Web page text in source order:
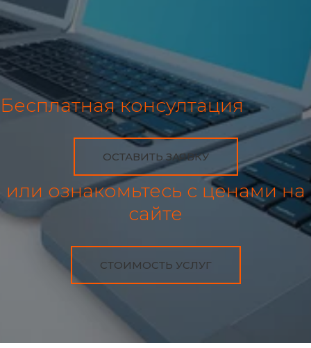
Бесплатная консултация
ОСТАВИТЬ ЗАЯВКУ
или ознакомьтесь с ценами на
сайте
СТОИМОСТЬ УСЛУГ